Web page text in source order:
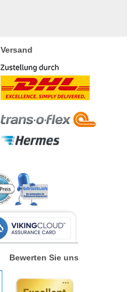
Versand
Bewerten Sie uns